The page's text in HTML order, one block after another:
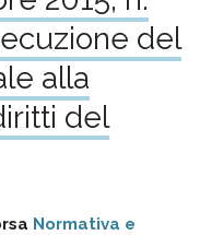
del
alla
del
Normativa e